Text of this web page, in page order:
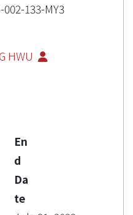
002-133-MY3
​​HWU
En
d
Da
te